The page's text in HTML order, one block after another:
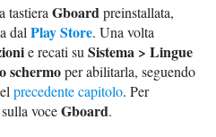
tastieraGboardpreinstallata,
dalPlay Store. Una volta
e recati suSistema > Lingue
schermoper abilitarla, seguendo
precedente capitolo. Per
sulla voceGboard.